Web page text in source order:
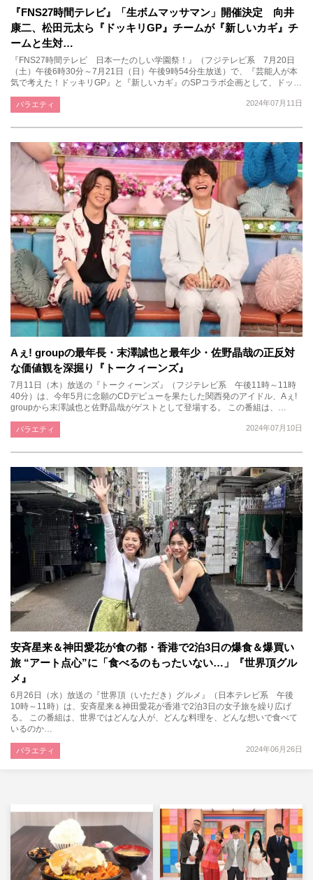
『FNS27時間テレビ』「生ボムマッサマン」開催決定 向井
康二、松田元太ら『ドッキリGP』チームが『新しいカギ』チ
ームと生対…
『FNS27時間テレビ 日本一たのしい学園祭！』（フジテレビ系 7月20日
（土）午後6時30分～7月21日（日）午後9時54分生放送）で、『芸能人が本
気で考えた！ドッキリGP』と『新しいカギ』のSPコラボ企画として、ドッ…
2024年07月11日
バラエティ
Aぇ! groupの最年長・末澤誠也と最年少・佐野晶哉の正反対
な価値観を深掘り『トークィーンズ』
7月11日（木）放送の『トークィーンズ』（フジテレビ系 午後11時～11時
40分）は、今年5月に念願のCDデビューを果たした関西発のアイドル、Aぇ!
groupから末澤誠也と佐野晶哉がゲストとして登場する。 この番組は、…
2024年07月10日
バラエティ
安斉星来＆神田愛花が食の都・香港で2泊3日の爆食＆爆買い
旅 “アート点心”に「食べるのもったいない…」『世界頂グル
メ』
6月26日（水）放送の『世界頂（いただき）グルメ』（日本テレビ系 午後
10時～11時）は、安斉星来＆神田愛花が香港で2泊3日の女子旅を繰り広げ
る。 この番組は、世界ではどんな人が、どんな料理を、どんな想いで食べて
いるのか…
2024年06月26日
バラエティ